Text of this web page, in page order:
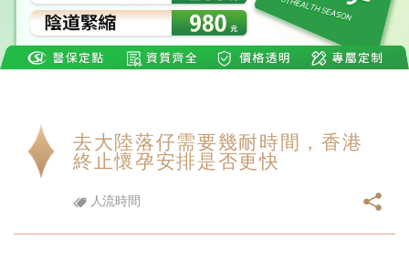
去大陸落仔需要幾耐時間，香港
終止懷孕安排是否更快
人流時間